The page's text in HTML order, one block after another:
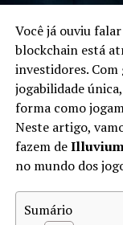
A economia de
sistema de
jogadores podem
bens dentro do
Tokens:
ATLAS e
gerais,
Mercado:
mercado
Você já ouviu
blockchain está
investidores.
jogabilidade única,
forma como
Neste artigo,
fazem de
no mundo dos
Sumário